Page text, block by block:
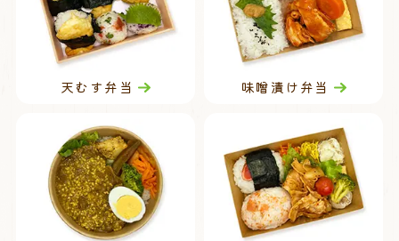
天むす弁当 味噌漬け弁当